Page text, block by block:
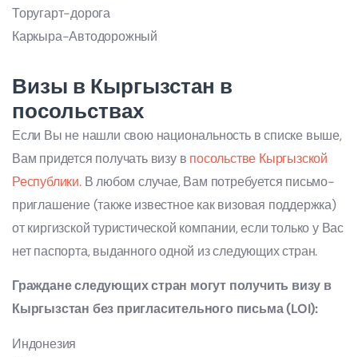
Торугарт-дорога
Каркыра-Автодорожный
Визы в Кыргызстан в
посольствах
Если Вы не нашли свою национальность в списке выше,
Вам придется получать визу в посольстве Кыргызской
Республики.В любом случае, Вам потребуется письмо-
приглашение (также известное как визовая поддержка)
от киргизской туристической компании, если только у Вас
нет паспорта, выданного одной из следующих стран.
Граждане следующих стран могут получить визу в
Кыргызстан без пригласительного письма (LOI):
Индонезия